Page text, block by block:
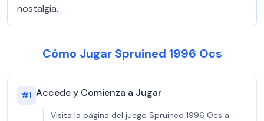
nostalgia.
Cómo Jugar Spruined 1996 Ocs
#1 Accede y Comienza a Jugar
Visita la página del juego Spruined 1996 Ocs a